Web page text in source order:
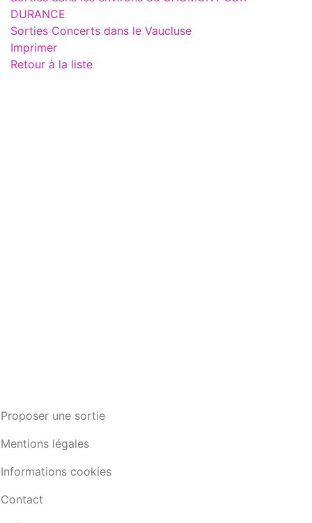
DURANCE
Sorties Concerts dans le Vaucluse
Imprimer
Retour à la liste
Proposer une sortie
Mentions légales
Informations cookies
Contact